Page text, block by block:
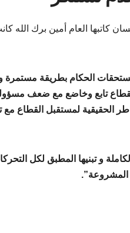
كاتبها العام أمين برك الله
الحكام بطريقة مستمرة
لقطاع تابع وخاضع مع ضعف
الحقيقية لمستقبل القطاع
و تبنيها المطبق لكل
المشروعة”.